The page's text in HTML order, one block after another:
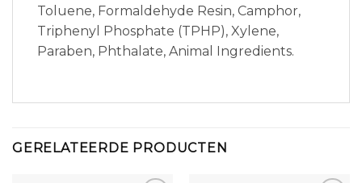
Toluene, Formaldehyde Resin, Camphor,
Triphenyl Phosphate (TPHP), Xylene,
Paraben, Phthalate, Animal Ingredients.
GERELATEERDE PRODUCTEN